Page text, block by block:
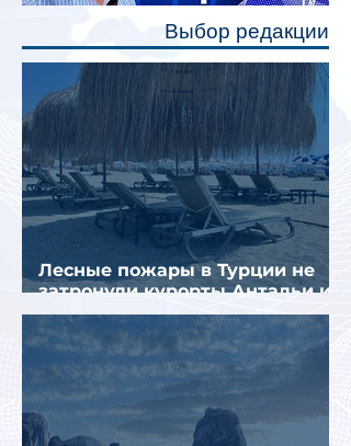
полку во время сна или отдыха,
Выбор редакции
Лесные пожары в Турции не
затронули курорты Антальи и
Муглы